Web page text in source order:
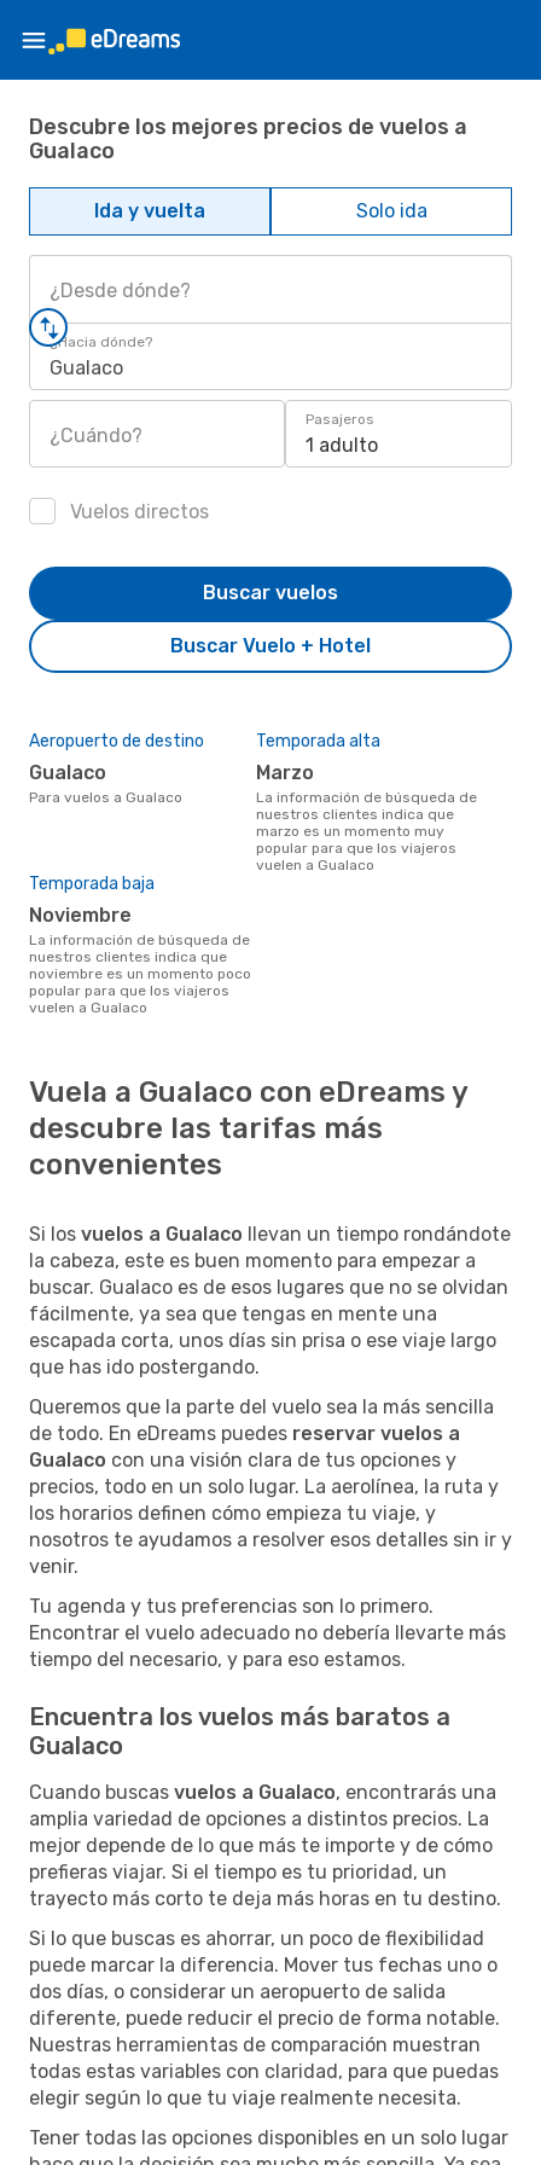
Descubre los mejores precios de vuelos a
Gualaco
Ida y vuelta Solo ida
¿Desde dónde?
¿Hacia dónde?
Gualaco
¿Cuándo?
Pasajeros
1 adulto
Vuelos directos
Buscar Vuelo + Hotel
Buscar vuelos
Aeropuerto de destino
Gualaco
Para vuelos a Gualaco
Temporada alta
marzo
La información de búsqueda de
nuestros clientes indica que
marzo es un momento muy
popular para que los viajeros
vuelen a Gualaco
Temporada baja
noviembre
La información de búsqueda de
nuestros clientes indica que
noviembre es un momento poco
popular para que los viajeros
vuelen a Gualaco
Vuela a Gualaco con eDreams y
descubre las tarifas más
convenientes
Si los vuelos a Gualaco llevan un tiempo rondándote
la cabeza, este es buen momento para empezar a
buscar. Gualaco es de esos lugares que no se olvidan
fácilmente, ya sea que tengas en mente una
escapada corta, unos días sin prisa o ese viaje largo
que has ido postergando.
Queremos que la parte del vuelo sea la más sencilla
de todo. En eDreams puedes reservar vuelos a
Gualaco con una visión clara de tus opciones y
precios, todo en un solo lugar. La aerolínea, la ruta y
los horarios definen cómo empieza tu viaje, y
nosotros te ayudamos a resolver esos detalles sin ir y
venir.
Tu agenda y tus preferencias son lo primero.
Encontrar el vuelo adecuado no debería llevarte más
tiempo del necesario, y para eso estamos.
Encuentra los vuelos más baratos a
Gualaco
Cuando buscas vuelos a Gualaco, encontrarás una
amplia variedad de opciones a distintos precios. La
mejor depende de lo que más te importe y de cómo
prefieras viajar. Si el tiempo es tu prioridad, un
trayecto más corto te deja más horas en tu destino.
Si lo que buscas es ahorrar, un poco de flexibilidad
puede marcar la diferencia. Mover tus fechas uno o
dos días, o considerar un aeropuerto de salida
diferente, puede reducir el precio de forma notable.
Nuestras herramientas de comparación muestran
todas estas variables con claridad, para que puedas
elegir según lo que tu viaje realmente necesita.
Tener todas las opciones disponibles en un solo lugar